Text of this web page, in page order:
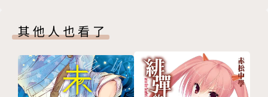
其他人也看了